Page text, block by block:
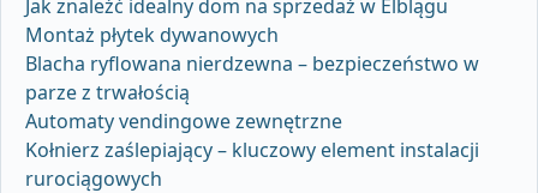
Jak znaleźć idealny dom na sprzedaż w Elblągu
Montaż płytek dywanowych
Blacha ryflowana nierdzewna – bezpieczeństwo w
parze z trwałością
Automaty vendingowe zewnętrzne
Kołnierz zaślepiający – kluczowy element instalacji
rurociągowych